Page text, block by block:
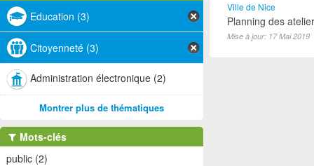
Ville de Nice
Planning des
Mise à jour: 17 Mai 2019
Education (3)
Citoyenneté (3)
Administration électronique (2)
Montrer plus de thématiques
Mots-clés
public (2)